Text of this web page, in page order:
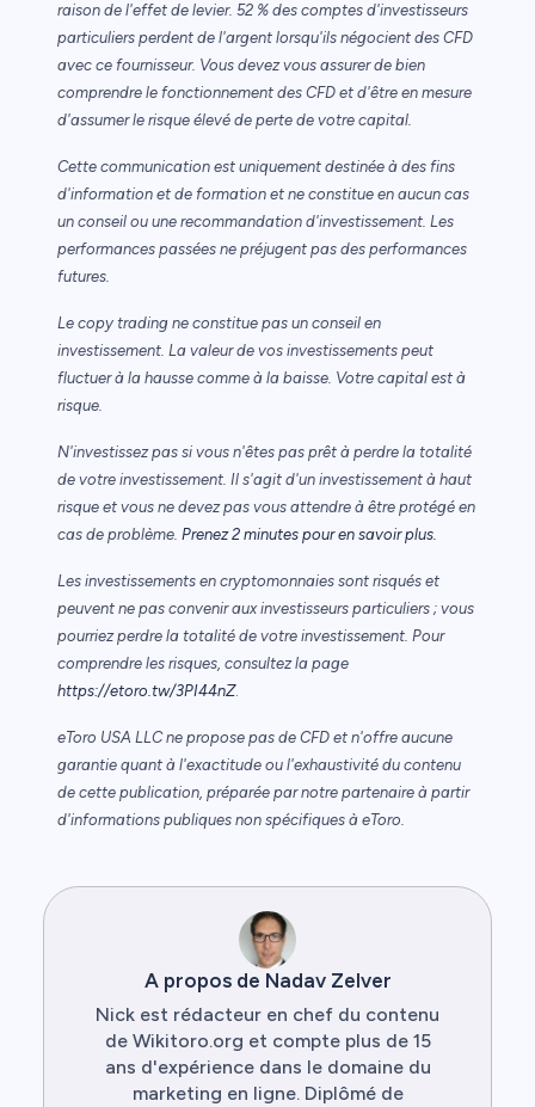
raison de l'effet de levier. 52 % des comptes d'investisseurs
particuliers perdent de l'argent lorsqu'ils négocient des CFD
avec ce fournisseur. Vous devez vous assurer de bien
comprendre le fonctionnement des CFD et d'être en mesure
d'assumer le risque élevé de perte de votre capital.
Cette communication est uniquement destinée à des fins
d'information et de formation et ne constitue en aucun cas
un conseil ou une recommandation d'investissement. Les
performances passées ne préjugent pas des performances
futures.
Le copy trading ne constitue pas un conseil en
investissement. La valeur de vos investissements peut
fluctuer à la hausse comme à la baisse. Votre capital est à
risque.
N'investissez pas si vous n'êtes pas prêt à perdre la totalité
de votre investissement. Il s'agit d'un investissement à haut
risque et vous ne devez pas vous attendre à être protégé en
cas de problème. Prenez 2 minutes pour en savoir plus.
Les investissements en cryptomonnaies sont risqués et
peuvent ne pas convenir aux investisseurs particuliers ; vous
pourriez perdre la totalité de votre investissement. Pour
comprendre les risques, consultez la page
https://etoro.tw/3PI44nZ.
eToro USA LLC ne propose pas de CFD et n'offre aucune
garantie quant à l'exactitude ou l'exhaustivité du contenu
de cette publication, préparée par notre partenaire à partir
d'informations publiques non spécifiques à eToro.
A propos de Nadav Zelver
Nick est rédacteur en chef du contenu
de Wikitoro.org et compte plus de 15
ans d'expérience dans le domaine du
marketing en ligne. Diplômé de